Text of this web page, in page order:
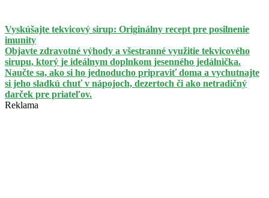
Vyskúšajte tekvicový sirup: Originálny recept pre posilnenie
imunity
Objavte zdravotné výhody a všestranné využitie tekvicového
sirupu, ktorý je ideálnym doplnkom jesenného jedálnička.
Naučte sa, ako si ho jednoducho pripraviť doma a vychutnajte
si jeho sladkú chuť v nápojoch, dezertoch či ako netradičný
darček pre priateľov.
Reklama